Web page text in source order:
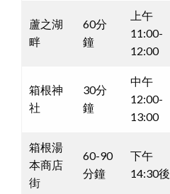
蘆之湖
畔
60分
鐘
上午
11:00-
12:00
箱根神
社
30分
鐘
中午
12:00-
13:00
箱根湯
本商店
街
60-90
分鐘
下午
14:30後